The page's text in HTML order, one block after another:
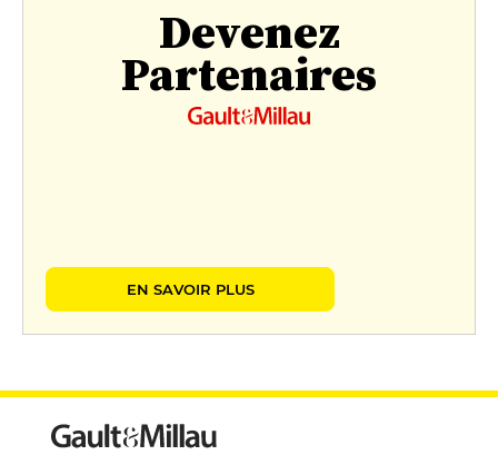
Devenez
Partenaires
EN SAVOIR PLUS